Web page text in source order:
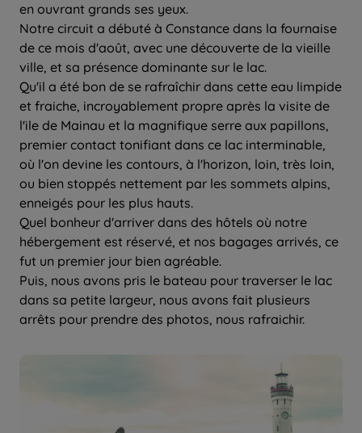
en ouvrant grands ses yeux.
Notre circuit a débuté à Constance dans la fournaise
de ce mois d'août, avec une découverte de la vieille
ville, et sa présence dominante sur le lac.
Qu'il a été bon de se rafraîchir dans cette eau limpide
et fraiche, incroyablement propre après la visite de
l'ile de Mainau et la magnifique serre aux papillons,
premier contact tonifiant dans ce lac interminable,
où l'on devine les contours, à l'horizon, loin, très loin,
ou bien stoppés nettement par les sommets alpins,
enneigés pour les plus hauts.
Quel bonheur d'arriver dans des hôtels où notre
hébergement est réservé, et nos bagages arrivés, ce
fut un premier jour bien agréable.
Puis, nous avons pris le bateau pour traverser le lac
dans sa petite largeur, nous avons fait plusieurs
arrêts pour prendre des photos, nous rafraichir.